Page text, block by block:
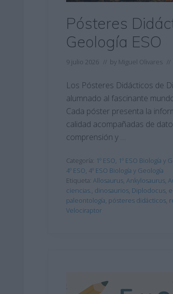
Pósteres
Geología ESO
9 julio 2026 // by Miguel Olivares //
Los Pósteres Didácticos de
alumnado al fascinante
Cada póster presenta la
calidad acompañadas de
comprensión y …
Categoría: 1º ESO, 1º ESO Biología y
4º ESO, 4º ESO Biología y Geología
Etiqueta: Allosaurus, Ankylosaurus,
ciencias., dinosaurios, Diplodocus,
paleontología, pósteres didácticos,
Velociraptor